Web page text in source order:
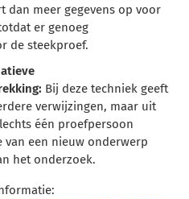
dan meer gegevens op voor
er genoeg
de steekproef.
Bij deze techniek geeft
verwijzingen, maar uit
één proefpersoon
van een nieuw onderwerp
het onderzoek.